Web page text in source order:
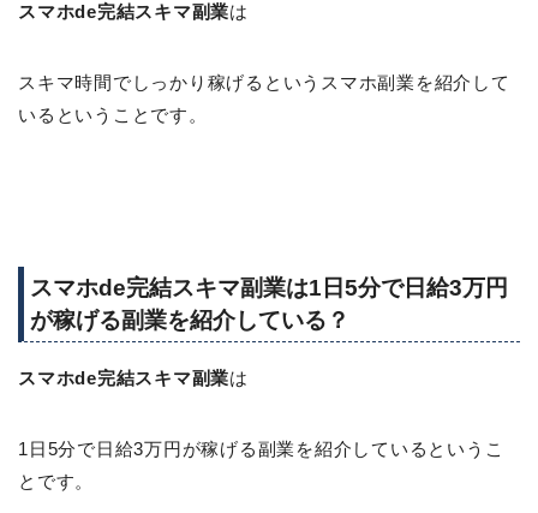
スマホde完結スキマ副業は
スキマ時間でしっかり稼げるというスマホ副業を紹介して
いるということです。
スマホde完結スキマ副業は1日5分で日給3万円
が稼げる副業を紹介している？
スマホde完結スキマ副業は
1日5分で日給3万円が稼げる副業を紹介しているというこ
とです。